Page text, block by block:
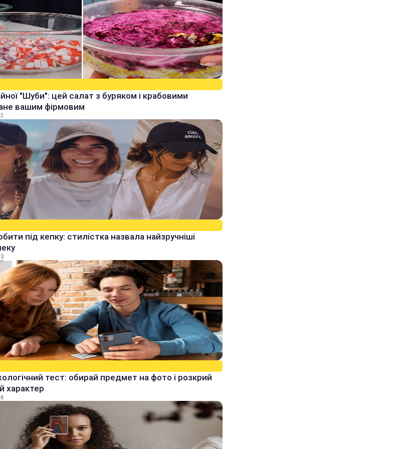
"Шуби": цей салат з буряком і крабовими
вашим фірмовим
під кепку: стилістка назвала найзручніші
тест: обирай предмет на фото і розкрий
характер